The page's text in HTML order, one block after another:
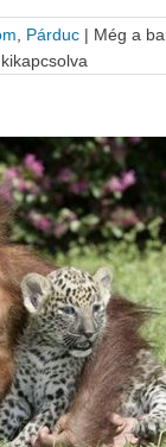
Párduc | Még a